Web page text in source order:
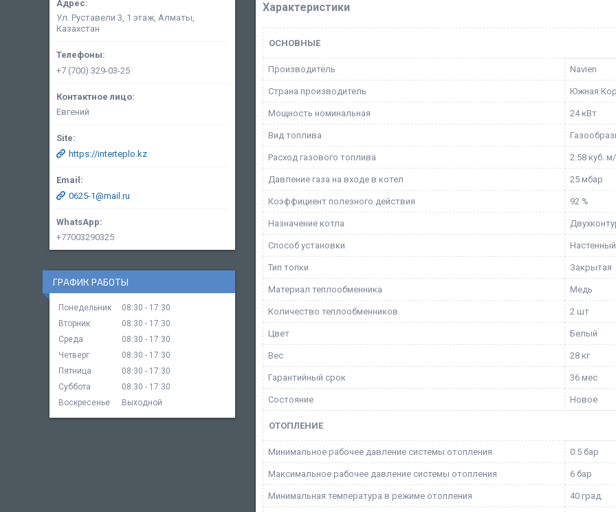
Характеристики
ОСНОВНЫЕ
Производитель Navien
Страна производитель Южная
Мощность номинальная 24 кВт
Вид топлива
Расход газового топлива 2.58 куб.
Давление газа на входе в котел 25 мбар
Коэффициент полезного действия 92 %
Назначение котла
Способ установки Настенный
Тип топки Закрытая
Материал теплообменника Медь
Количество теплообменников 2 шт
Цвет Белый
Вес 28 кг
Гарантийный срок 36 мес
Состояние Новое
ОТОПЛЕНИЕ
Минимальное рабочее давление системы отопления 0.5 бар
Максимальное рабочее давление системы отопления 6 бар
Минимальная температура в режиме отопления 40 град.
Ул. Руставели 3, 1 этаж, Алматы,
Казахстан
+7 (700) 329-03-25
Евгений
https://interteplo.kz
0625-1@mail.ru
+77003290325
ГРАФИК РАБОТЫ
Понедельник 08:30
17:30
Вторник
08:30
17:30
Среда
08:30
17:30
Четверг
08:30
17:30
Пятница
08:30
17:30
Суббота
08:30
17:30
Воскресенье
Выходной